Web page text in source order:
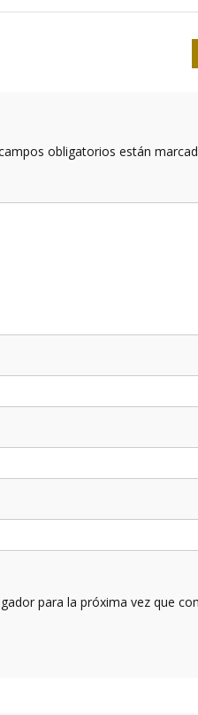
obligatorios están
para la próxima vez que